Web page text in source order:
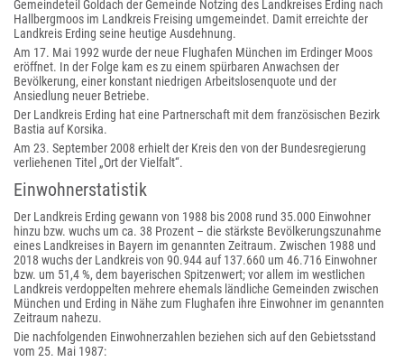
Gemeindeteil Goldach der Gemeinde Notzing des Landkreises Erding nach
Hallbergmoos im Landkreis Freising umgemeindet. Damit erreichte der
Landkreis Erding seine heutige Ausdehnung.
Am 17. Mai 1992 wurde der neue Flughafen München im Erdinger Moos
eröffnet. In der Folge kam es zu einem spürbaren Anwachsen der
Bevölkerung, einer konstant niedrigen Arbeitslosenquote und der
Ansiedlung neuer Betriebe.
Der Landkreis Erding hat eine Partnerschaft mit dem französischen Bezirk
Bastia auf Korsika.
Am 23. September 2008 erhielt der Kreis den von der Bundesregierung
verliehenen Titel „Ort der Vielfalt“.
Einwohnerstatistik
Der Landkreis Erding gewann von 1988 bis 2008 rund 35.000 Einwohner
hinzu bzw. wuchs um ca. 38 Prozent – die stärkste Bevölkerungszunahme
eines Landkreises in Bayern im genannten Zeitraum. Zwischen 1988 und
2018 wuchs der Landkreis von 90.944 auf 137.660 um 46.716 Einwohner
bzw. um 51,4 %, dem bayerischen Spitzenwert; vor allem im westlichen
Landkreis verdoppelten mehrere ehemals ländliche Gemeinden zwischen
München und Erding in Nähe zum Flughafen ihre Einwohner im genannten
Zeitraum nahezu.
Die nachfolgenden Einwohnerzahlen beziehen sich auf den Gebietsstand
vom 25. Mai 1987: